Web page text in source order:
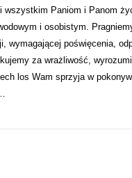
wszystkim Paniom i Panom
i osobistym.
wymagającej poświęcenia,
za wrażliwość,
los Wam sprzyja w